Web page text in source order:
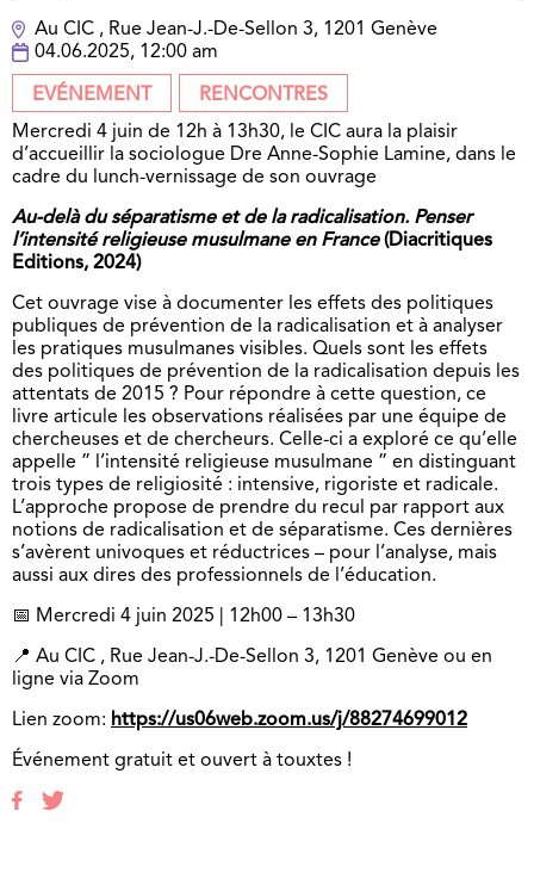
Au CIC , Rue Jean-J.-De-Sellon 3, 1201 Genève
04.06.2025, 12:00 am
EVÉNEMENT
RENCONTRES
Mercredi 4 juin de 12h à 13h30, le CIC aura la plaisir
d’accueillir la sociologue Dre Anne-Sophie Lamine, dans le
cadre du lunch-vernissage de son ouvrage
Au-delà du séparatisme et de la radicalisation. Penser
l’intensité religieuse musulmane en France(Diacritiques
Editions, 2024)
Cet ouvrage vise à documenter les effets des politiques
publiques de prévention de la radicalisation et à analyser
les pratiques musulmanes visibles. Quels sont les effets
des politiques de prévention de la radicalisation depuis les
attentats de 2015 ? Pour répondre à cette question, ce
livre articule les observations réalisées par une équipe de
chercheuses et de chercheurs. Celle-ci a exploré ce qu’elle
appelle ” l’intensité religieuse musulmane ” en distinguant
trois types de religiosité : intensive, rigoriste et radicale.
L’approche propose de prendre du recul par rapport aux
notions de radicalisation et de séparatisme. Ces dernières
s’avèrent univoques et réductrices – pour l’analyse, mais
aussi aux dires des professionnels de l’éducation.
📅 Mercredi 4 juin 2025 | 12h00 – 13h30
📍 Au CIC , Rue Jean-J.-De-Sellon 3, 1201 Genève ou en
ligne via Zoom
Lien zoom: https://us06web.zoom.us/j/88274699012
Événement gratuit et ouvert à touxtes !